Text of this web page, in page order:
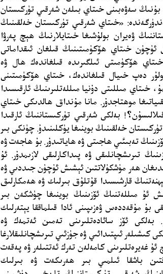
سەۋەبىنى خىتاي بىلەن شەرقىي تۈركىستان
«خىتاي شەرقىي تۈركىستان خەلقىنىڭ
ۋەيران بولۇشىغا خىتايلارنىڭ ھېچ پەرۋا
ئۈچۈن خىتاي ھۆكۈمىتىنىڭ قىلغان ئىقداماتى
ھۆكۈمىتى ئىلگىرىدە قىلغاندەك ھال ۋە
دەپ خىيال قىلغاندەك، خىتاي ھۆكۈمىتىنى
مىللىتى دۇنيا مىللەتلىرىنىڭ ئارقىسىدا
موھتاجدۇر. مانا مۇنداق ھالدىكى خىتاي
بەلكى شەرقىي تۈركىستاننىڭ ئارقىدا
خەلقىنىڭ بوينىغا يۈكلىنىدۇ. چۈنكى بىر
تەبىئىي ھاجىتى ۋە ھاياتىدۇر. بۇ ھاجەت ۋە
تىرىشچانلىقى ۋە پىداكارلىقى لازىمدۇر. ئۇ
ھەر مۈشكۈلاتتىن ئېشىش ئۈچۈن جىددىي ۋە
قارشىسىدا قۇتلۇق بىرلىك ۋە ھەمكارلىق
ئۇ مىللەتنىڭ ئۆزىنىڭ بوينىغا چۈشكەن بىر
بۇ مۇقەددەس ۋەزىپىنى ئادا قىلماققا يېتەرلىك
بەلكى ئۆز سائادەتلىرىنى تەمىن ئەتمەك ۋە
كىشىلەر ئىپتىدائىي ۋە جۈزئىي تىرىشچانلىقلارغا
غەيرەتلىرىنى كامەلەن تەرك ئەتتىلەر ۋە پەقەت
باشقا ئىلمىي بىر ھەرىكەت ۋە بىرلىك